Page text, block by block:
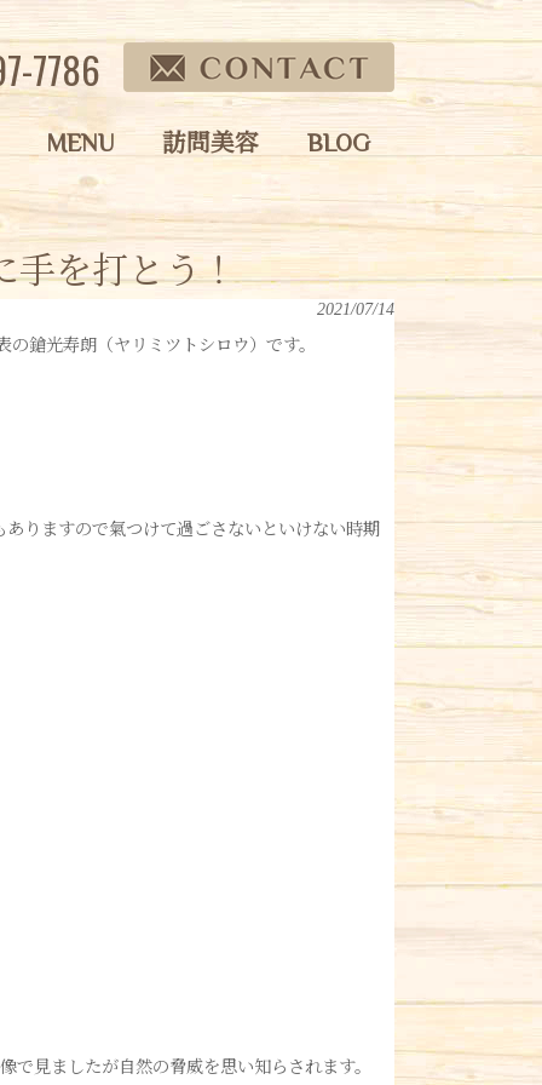
7786
MENU 訪問美容 BLOG
手を打とう！
2021/07/14
鎗光寿朗（ヤリミツトシロウ）です。
りますので氣つけて過ごさないといけない時期
見ましたが自然の脅威を思い知らされます。